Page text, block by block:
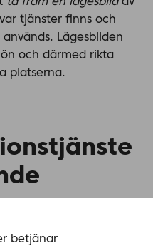
tjänster finns och
Lägesbilden
och därmed rikta
platserna.
betjänar